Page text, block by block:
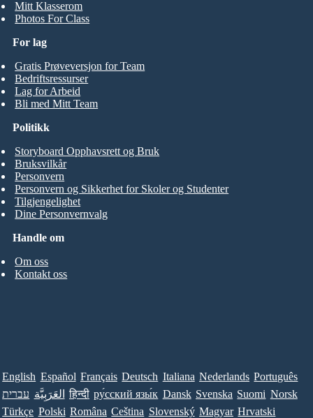
Mitt Klasserom
Photos For Class
For lag
Gratis Prøveversjon for Team
Bedriftsressurser
Lag for Arbeid
Bli med Mitt Team
Handle om
Om oss
Kontakt oss
Politikk
Storyboard Opphavsrett og Bruk
Bruksvilkår
Personvern
Personvern og Sikkerhet for Skoler og Studenter
Tilgjengelighet
Dine Personvernvalg
English Español Français Deutsch Italiana Nederlands Português
עברית العَرَبِيَّة हिन्दी ру́сский язы́к Dansk Svenska Suomi Norsk
Türkçe Polski Româna Ceština Slovenský Magyar Hrvatski